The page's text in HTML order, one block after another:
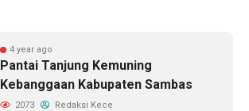
4 year ago
Pantai Tanjung Kemuning
Kebanggaan Kabupaten Sambas
2073 Redaksi Kece